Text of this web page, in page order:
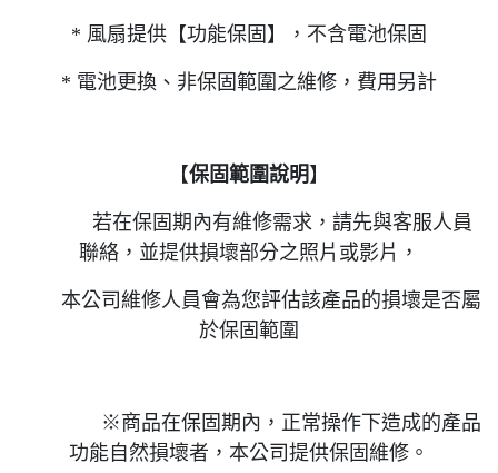
* 風扇提供【功能保固】，不含電池保固
* 電池更換、非保固範圍之維修，費用另計
【保固範圍說明 】
若在保固期內有維修需求，請先與客服人員
聯絡，並提供損壞部分之照片或影片，
本公司維修人員會為您評估該產品的損壞是否屬
於保固範圍
※商品在保固期內，正常操作下造成的產品
功能自然損壞者，本公司提供保固維修。